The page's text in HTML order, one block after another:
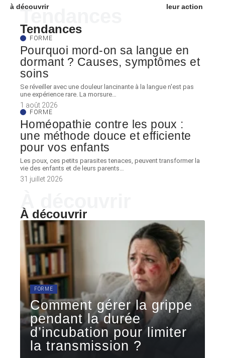
à découvrir
leur action
Tendances
Tendances
FORME
Pourquoi mord-on sa langue en
dormant ? Causes, symptômes et
soins
Se réveiller avec une douleur lancinante à la langue n'est pas
une expérience rare. La morsure…
1 août 2026
FORME
Homéopathie contre les poux :
une méthode douce et efficiente
pour vos enfants
Les poux, ces petits parasites tenaces, peuvent transformer la
vie des enfants et de leurs parents…
31 juillet 2026
À découvrir
FORME
Comment gérer la grippe
pendant la durée
d’incubation pour limiter
la transmission ?